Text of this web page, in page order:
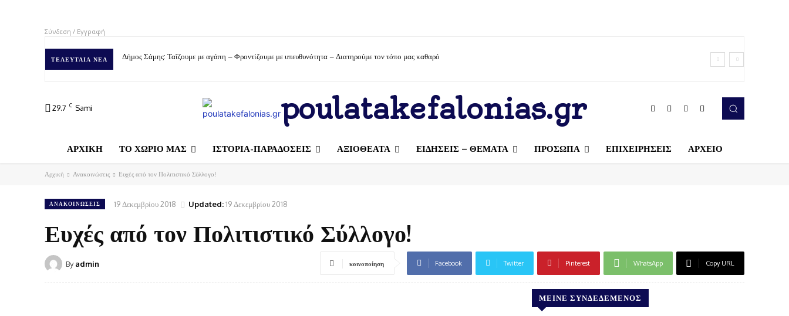
Σύνδεση / Εγγραφή
ΤΕΛΕΥΤΑΊΑ ΝΈΑ Δήμος Σάμης: Ταΐζουμε με αγάπη – Φροντίζουμε με υπευθυνότητα – Διατηρούμε τον τόπο μας καθαρό
29.7 C Sami poulatakefalonias.gr
ΑΡΧΙΚΗ ΤΟ ΧΩΡΙΟ ΜΑΣ ΙΣΤΟΡΙΑ-ΠΑΡΑΔΟΣΕΙΣ ΑΞΙΟΘΕΑΤΑ ΕΙΔΗΣΕΙΣ – ΘΕΜΑΤΑ ΠΡΟΣΩΠΑ ΕΠΙΧΕΙΡΗΣΕΙΣ ΑΡΧΕΙΟ
Αρχική Ανακοινώσεις Ευχές από τον Πολιτιστικό Σύλλογο!
ΑΝΑΚΟΙΝΏΣΕΙΣ 19 Δεκεμβρίου 2018 Updated:19 Δεκεμβρίου 2018
Ευχές από τον Πολιτιστικό Σύλλογο!
By admin κοινοποίηση Facebook Twitter Pinterest WhatsApp Copy URL
ΜΕΊΝΕ ΣΥΝΔΕΔΕΜΈΝΟΣ